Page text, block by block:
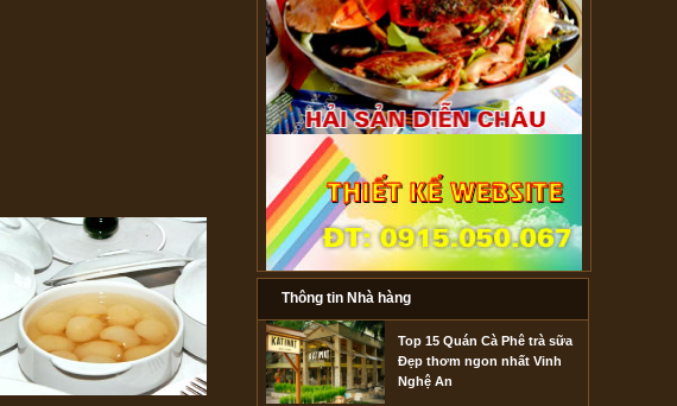
Thông tin Nhà hàng
Top 15 Quán Cà Phê trà sữa
Đẹp thơm ngon nhất Vinh
Nghệ An